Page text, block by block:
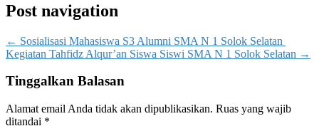
Post navigation
← Sosialisasi Mahasiswa S3 Alumni SMA N 1 Solok Selatan
Kegiatan Tahfidz Alqur’an Siswa Siswi SMA N 1 Solok Selatan →
Tinggalkan Balasan
Alamat email Anda tidak akan dipublikasikan. Ruas yang wajib
ditandai *